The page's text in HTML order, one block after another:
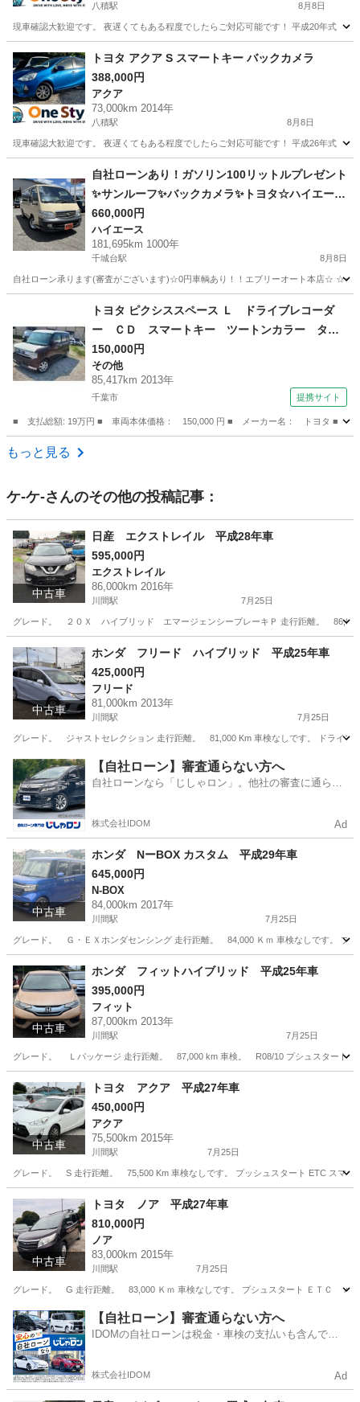
八積駅 8月8日
現車確認大歓迎です。 夜遅くてもある程度でしたらご対応可能です！ 平成20年式
千葉 長生郡 八積駅 トヨタヴォクシー
トヨタ アクア S スマートキー バックカメラ
388,000円
アクア
73,000km 2014年
八積駅 8月8日
現車確認大歓迎です。 夜遅くてもある程度でしたらご対応可能です！ 平成26年式
八積駅 アクア トヨタヴォクシー
自社ローンあり！ガソリン100リットルプレゼント
✨サンルーフ✨バックカメラ✨トヨタ☆ハイエース
ワゴン☆スーパーカスタムG☆2400cc☆8人乗り
☆
660,000円
ハイエース
181,695km 1000年
千城台駅 8月8日
自社ローン承ります(審査がございます)☆0円車輌あり！！エブリーオート本店☆ ☆☆
千城台駅 ハイエース 自社
トヨタ ピクシススペース Ｌ ドライブレコーダ
ー ＣＤ スマートキー ツートンカラー タイ
ヤホイール１４インチ 走行距離８５０００キロ
（車検整備付）
150,000円
その他
85,417km 2013年
千葉市 提携サイト
■ 支払総額: 19万円 ■ 車両本体価格： 150,000 円 ■ メーカー名： トヨタ ■
千葉 千葉市
もっと見る
ケ-ケ-さんのその他の投稿記事：
中古車
日産 エクストレイル 平成28年車
595,000円
エクストレイル
86,000km 2016年
川間駅 7月25日
グレード。 ２０Ｘ ハイブリッド エマージェンシーブレーキＰ 走行距離。
千葉 野田市 川間駅 エクストレイル 走行距離
中古車
ホンダ フリード ハイブリッド 平成25年車
425,000円
フリード
81,000km 2013年
川間駅 7月25日
グレード。 ジャストセレクション 走行距離。 81,000 Km 車検なしです。 ド
千葉 野田市 川間駅 フリード
【自社ローン】審査通らない方へ
自社ローンなら「じしゃロン」。他社の審査に通らな
株式会社IDOM Ad
中古車
ホンダ NーBOX カスタム 平成29年車
645,000円
N-BOX
84,000km 2017年
川間駅 7月25日
グレード。 Ｇ・ＥＸホンダセンシング 走行距離。 84,000 Ｋｍ 車検なしです。
千葉 野田市 川間駅 N-BOX 走行距離
中古車
ホンダ フィットハイブリッド 平成25年車
395,000円
フィット
87,000km 2013年
川間駅 7月25日
グレード。 Ｌパッケージ 走行距離。 87,000 km 車検。 R08/10 プシュスター
千葉 野田市 川間駅 フィット フィットハイブリッド
中古車
トヨタ アクア 平成27年車
450,000円
アクア
75,500km 2015年
川間駅 7月25日
グレード。 S 走行距離。 75,500 Km 車検なしです。 プッシュスタート ETC スマー
千葉 野田市 川間駅 アクア 走行距離
中古車
トヨタ ノア 平成27年車
810,000円
ノア
83,000km 2015年
川間駅 7月25日
グレード。 G 走行距離。 83,000 Ｋｍ 車検なしです。 プシュスタート ＥＴＣ
千葉 野田市 川間駅 ノア 走行距離
【自社ローン】審査通らない方へ
IDOMの自社ローンは税金・車検の支払いも含んでい
株式会社IDOM Ad